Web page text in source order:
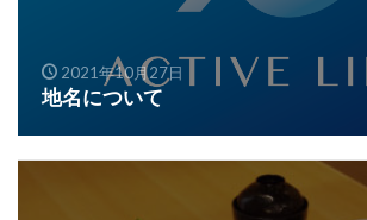
2021年10月27日
地名について